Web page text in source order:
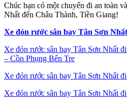
Chúc bạn có một chuyến đi an toàn
Nhất đến Châu Thành, Tiền Giang!
Xe đón rước sân bay Tân Sơn
Xe đón rước sân bay Tân Sơn Nhất
– Cồn Phụng Bến Tre
Xe đón rước sân bay Tân Sơn Nhất
Xe đón rước sân bay Tân Sơn Nhất